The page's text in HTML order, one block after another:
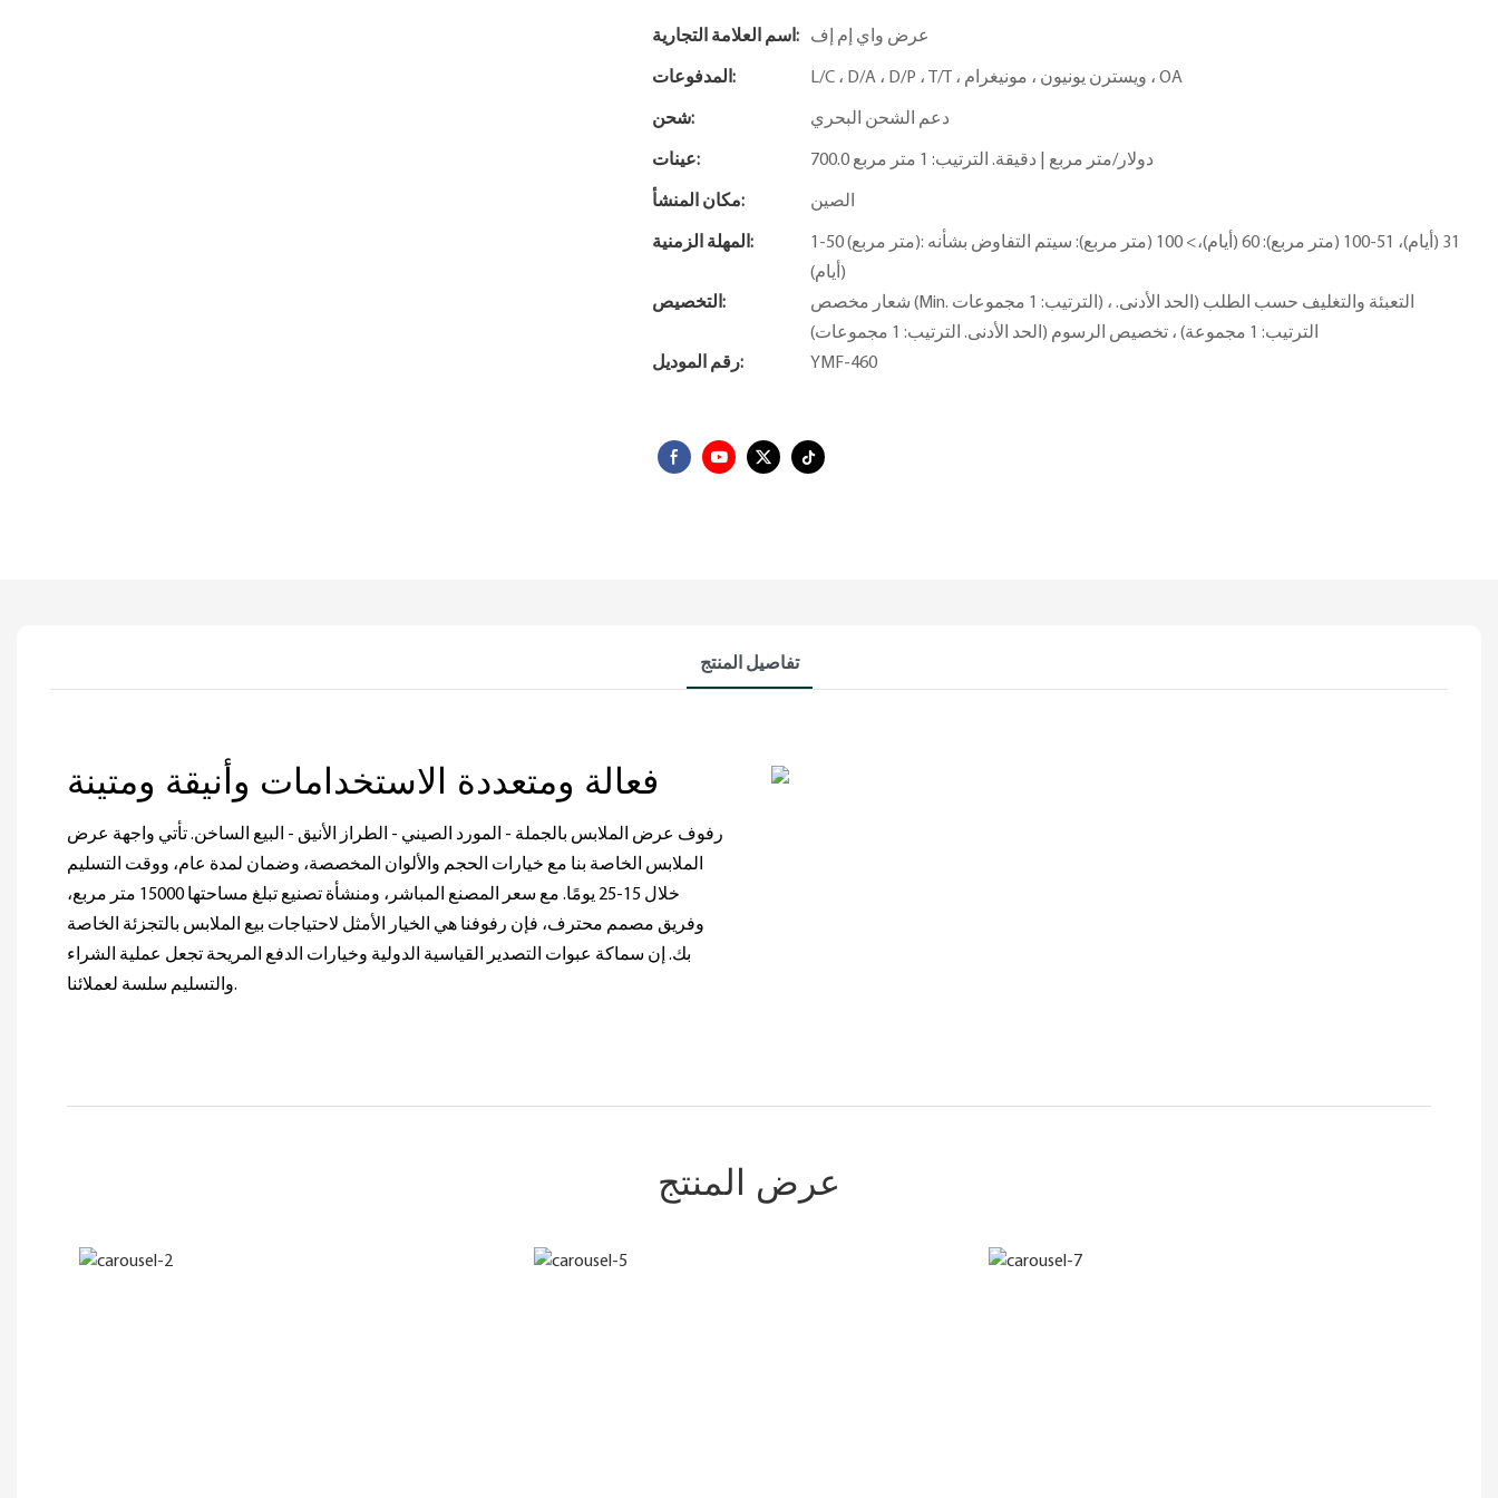
اسم العلامة التجارية: عرض واي إم إف
المدفوعات: L/C ، D/A ، D/P ، T/T ، ويسترن يونيون ، مونيغرام ، OA
شحن: دعم الشحن البحري
عينات: 700.0 دولار/متر مربع | دقيقة. الترتيب: 1 متر مربع
مكان المنشأ: الصين
المهلة الزمنية:
1-50 (متر مربع): 31 (أيام)، 51-100 (متر مربع): 60 (أيام)،> 100 (متر مربع): سيتم التفاوض بشأنه
(أيام)
التخصيص:
شعار مخصص (Min. الترتيب: 1 مجموعات) ، التعبئة والتغليف حسب الطلب (الحد الأدنى.
الترتيب: 1 مجموعة) ، تخصيص الرسوم (الحد الأدنى. الترتيب: 1 مجموعات)
رقم الموديل:
YMF-460
تفاصيل المنتج
رفوف عرض الملابس بالجملة - المورد الصيني - الطراز الأنيق - البيع الساخن. تأتي واجهة عرض
الملابس الخاصة بنا مع خيارات الحجم والألوان المخصصة، وضمان لمدة عام، ووقت التسليم
خلال 15-25 يومًا. مع سعر المصنع المباشر، ومنشأة تصنيع تبلغ مساحتها 15000 متر مربع،
وفريق مصمم محترف، فإن رفوفنا هي الخيار الأمثل لاحتياجات بيع الملابس بالتجزئة الخاصة
بك. إن سماكة عبوات التصدير القياسية الدولية وخيارات الدفع المريحة تجعل عملية الشراء
والتسليم سلسة لعملائنا.
عرض المنتج